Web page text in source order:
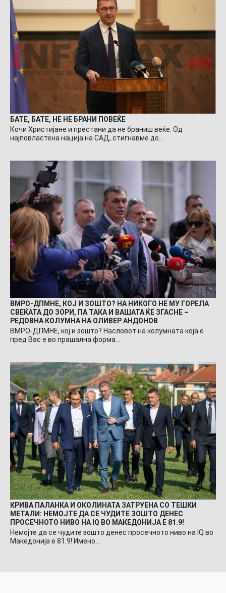
БАТЕ, БАТЕ, НЕ НЕ БРАНИ ПОВЕЌЕ
Кочи Христијане и престани да не браниш веќе. Од
најповластена нација на САД, стигнавме до…
ВМРО-ДПМНЕ, КОЈ И ЗОШТО? НА НИКОГО НЕ МУ ГОРЕЛА
СВЕЌАТА ДО ЗОРИ, ПА ТАКА И ВАШАТА ЌЕ ЗГАСНЕ –
РЕДОВНА КОЛУМНА НА ОЛИВЕР АНДОНОВ
ВМРО-ДПМНЕ, кој и зошто? Насловот на колумната која е
пред Вас е во прашална форма…
КРИВА ПАЛАНКА И ОКОЛИНАТА ЗАТРУЕНА СО ТЕШКИ
МЕТАЛИ: НЕМОЈТЕ ДА СЕ ЧУДИТЕ ЗОШТО ДЕНЕС
ПРОСЕЧНОТО НИВО НА IQ ВО МАКЕДОНИЈА Е 81.9!
Немојте да се чудите зошто денес просечното ниво на IQ во
Македонија е 81.9! Имено…